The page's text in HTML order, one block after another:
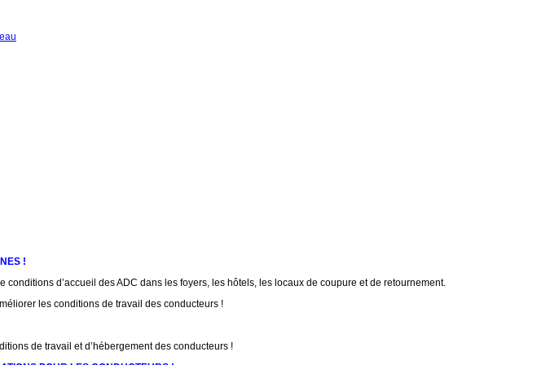
!
d’accueil des ADC dans les foyers, les hôtels, les locaux de coupure et de retournement.
les conditions de travail des conducteurs !
de travail et d’hébergement des conducteurs !